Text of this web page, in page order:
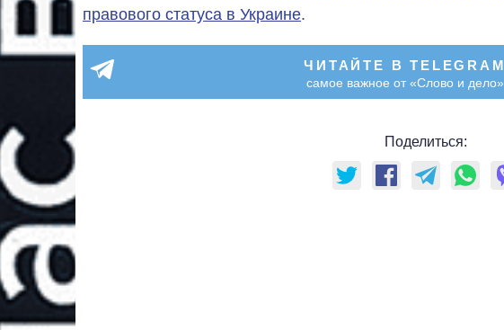
правового статуса в Украине.
ЧИТАЙТЕ В TELEGRAM
самое важное от «Слово и дело»
Поделиться: